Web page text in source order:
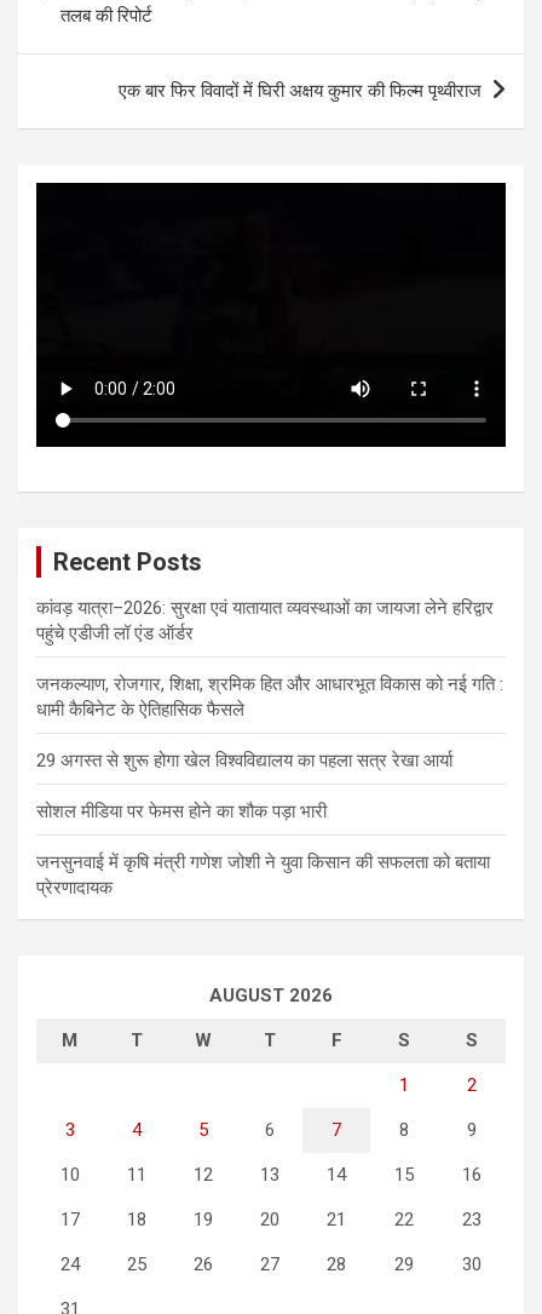
p
p
o
k
तलब की रिपोर्ट
एक बार फिर विवादों में घिरी अक्षय कुमार की फिल्म पृथ्वीराज
Recent Posts
कांवड़ यात्रा–2026: सुरक्षा एवं यातायात व्यवस्थाओं का जायजा लेने हरिद्वार
पहुंचे एडीजी लॉ एंड ऑर्डर
जनकल्याण, रोजगार, शिक्षा, श्रमिक हित और आधारभूत विकास को नई गति :
धामी कैबिनेट के ऐतिहासिक फैसले
29 अगस्त से शुरू होगा खेल विश्वविद्यालय का पहला सत्र रेखा आर्या
सोशल मीडिया पर फेमस होने का शौक पड़ा भारी
जनसुनवाई में कृषि मंत्री गणेश जोशी ने युवा किसान की सफलता को बताया
प्रेरणादायक
AUGUST 2026
M T W T F S S
1 2
3 4 5 6 7 8 9
10 11 12 13 14 15 16
17 18 19 20 21 22 23
24 25 26 27 28 29 30
31